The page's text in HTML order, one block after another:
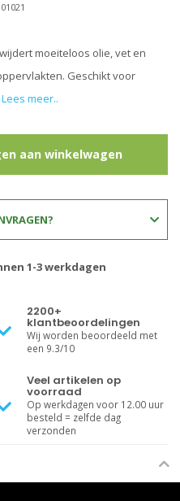
moeiteloos olie, vet en
Geschikt voor
Lees meer..
aan winkelwagen
1-3 werkdagen
2200+
klantbeoordelingen
Wij worden beoordeeld met
een 9.3/10
Veel artikelen op
voorraad
Op werkdagen voor 12.00 uur
besteld = zelfde dag
verzonden